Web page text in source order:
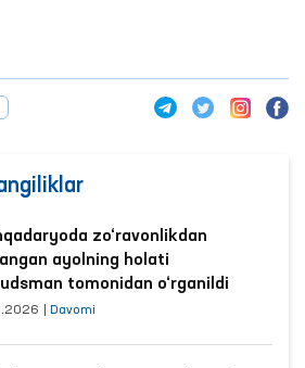
zo‘ravonlikdan
ayolning holati
tomonidan o‘rganildi
Davomi